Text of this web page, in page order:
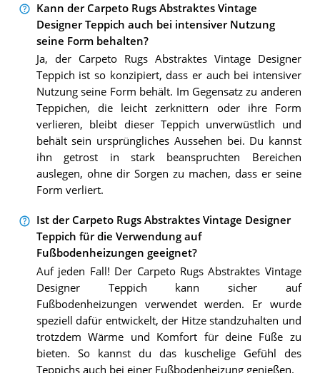
Kann der Carpeto Rugs Abstraktes Vintage
Designer Teppich auch bei intensiver Nutzung
seine Form behalten?
Ja, der Carpeto Rugs Abstraktes Vintage Designer
Teppich ist so konzipiert, dass er auch bei intensiver
Nutzung seine Form behält. Im Gegensatz zu anderen
Teppichen, die leicht zerknittern oder ihre Form
verlieren, bleibt dieser Teppich unverwüstlich und
behält sein ursprüngliches Aussehen bei. Du kannst
ihn getrost in stark beanspruchten Bereichen
auslegen, ohne dir Sorgen zu machen, dass er seine
Form verliert.
Ist der Carpeto Rugs Abstraktes Vintage Designer
Teppich für die Verwendung auf
Fußbodenheizungen geeignet?
Auf jeden Fall! Der Carpeto Rugs Abstraktes Vintage
Designer Teppich kann sicher auf
Fußbodenheizungen verwendet werden. Er wurde
speziell dafür entwickelt, der Hitze standzuhalten und
trotzdem Wärme und Komfort für deine Füße zu
bieten. So kannst du das kuschelige Gefühl des
Teppichs auch bei einer Fußbodenheizung genießen.